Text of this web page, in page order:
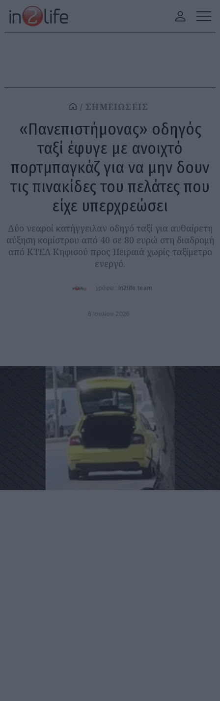
ΣΗΜΕΙΩΣΕΙΣ
«Πανεπιστήμονας» οδηγός
ταξί έφυγε με ανοιχτό
πορτμπαγκάζ για να μην δουν
τις πινακίδες του πελάτες που
είχε υπερχρεώσει
Δύο νεαροί κατήγγειλαν οδηγό ταξί για αυθαίρετη
αύξηση κομίστρου από 40 σε 80 ευρώ στη διαδρομή
από ΚΤΕΛ Κηφισού προς Πειραιά χωρίς ταξίμετρο
ενεργό.
γράφει: in2life team
6 Ιουλίου 2026